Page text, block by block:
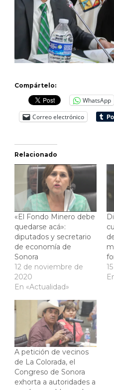
Compártelo:
WhatsApp
Correo electrónico
Relacionado
«El Fondo Minero debe
quedarse acá»:
diputados y secretario
de economía de
Sonora
12 de noviembre de
2020
En «Actualidad»
A petición de vecinos
de La Colorada, el
Congreso de Sonora
exhorta a autoridades a